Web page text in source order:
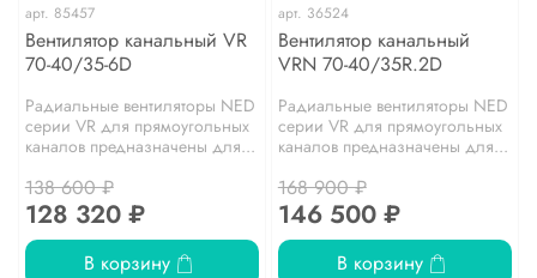
арт. 85457
Вентилятор канальный VR
70-40/35-6D
Радиальные вентиляторы NED
серии VR для прямоугольных
каналов предназначены для...
138 600 ₽
128 320 ₽
В корзину
арт. 36524
Вентилятор канальный
VRN 70-40/35R.2D
Радиальные вентиляторы NED
серии VR для прямоугольных
каналов предназначены для...
168 900 ₽
146 500 ₽
В корзину